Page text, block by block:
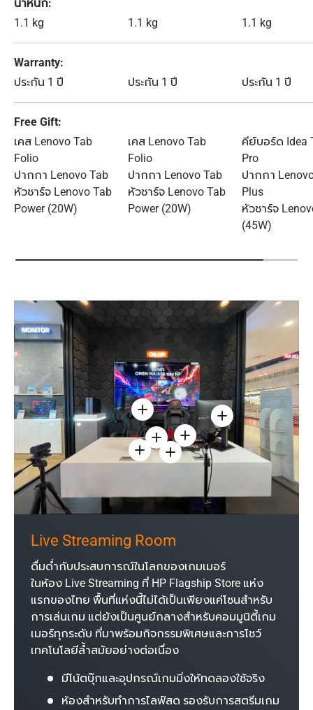
น้ำหนัก
1.1 kg
1.1 kg 1.1 kg
Warranty
ประกัน 1 ปี
ประกัน 1 ปี ประกัน 1 ปี
Free Gift
เคส Lenovo Tab
Folio
ปากกา Lenovo Tab
หัวชาร์จ Lenovo Tab
Power (20W)
เคส Lenovo Tab
Folio
ปากกา Lenovo Tab
หัวชาร์จ Lenovo Tab
Power (20W)
คีย์บอร์ด Idea
Pro
ปากกา
Plus
หัวชาร์จ
(45W)
ดูรายละเอียด
ดูรายละเอียด - ไมโครโฟน
ดูรายละเอียด - จอม
ดูรายละเอียด - หูฟัง HyperX Gaming
ดูรายละเอียด - คีย์บอร์ด
ดูรายละเอียด - เมาส์ HyperX
Live Streaming Room
ดื่มด่ำกับประสบการณ์ในโลกของเกมเมอร์
ในห้อง Live Streaming ที่ HP Flagship Store แห่ง
แรกของไทย พื้นที่แห่งนี้ไม่ได้เป็นเพียงแค่โซนสำหรับ
การเล่นเกม แต่ยังเป็นศูนย์กลางสำหรับคอมมูนิตี้เกม
เมอร์ทุกระดับ ที่มาพร้อมกิจกรรมพิเศษและการโชว์
เทคโนโลยีล้ำสมัยอย่างต่อเนื่อง
มีโน้ตบุ๊กและอุปกรณ์เกมมิ่งให้ทดลองใช้จริง
ห้องสำหรับทำการไลฟ์สด รองรับการสตรีมเกม